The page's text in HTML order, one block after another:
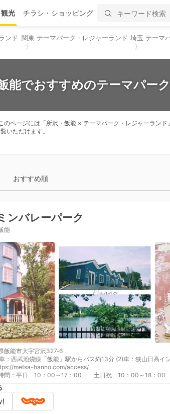
光 チラシ・ショッピング
ンド 関東 テーマパーク・レジャーランド 埼玉 テーマ
能でおすすめのテーマパー
ページには「所沢・飯能 × テーマパーク・レジャーラン
いただけます。
おすすめ順
ンバレーパーク
能
飯能市大字宮沢327‐6
池袋線「飯能」駅からバス約13分 (2)車：狭山日高インターチェンジから県道262号線経由5.4km（約12分
metsa-hanno.com/access/
間：平日 10：00～17：00 土日祝 10：00～18：00